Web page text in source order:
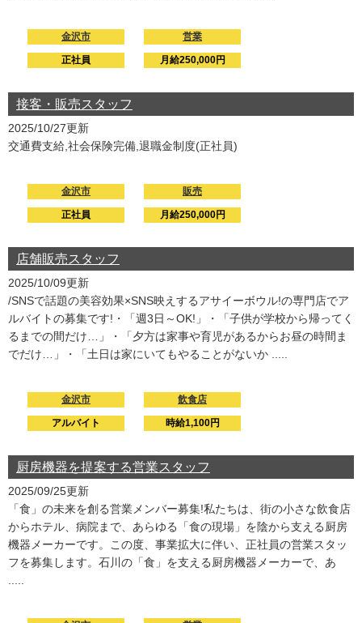
金沢市 営業
正社員 月給250,000円
接客・販売スタッフ
2025/10/27更新
交通費支給,社会保険完備,退職金制度(正社員)
金沢市 販売
正社員 月給250,000円
店舗販売スタッフ
2025/10/09更新
/SNSで話題の美容効果×SNS映えするアサイーボウル!の専門店でア
ルバイトの募集です!・「週3日～OK!」・「子供が学校から帰ってく
るまでの間だけ…」・「夕方は家事や育児があるからお昼の時間ま
でだけ…」・「土日は家にいてもやることがないか .....
金沢市 飲食店
アルバイト 時給1,100円
厨房機器を提案する営業スタッフ
2025/09/25更新
「食」の未来を創る営業メンバー募集!私たちは、街の小さな飲食店
からホテル、病院まで、あらゆる「食の現場」を陰から支える厨房
機器メーカーです。この度、事業拡大に伴い、正社員の営業スタッ
フを募集します。石川の「食」を支える厨房機器メーカーで、あ
.....